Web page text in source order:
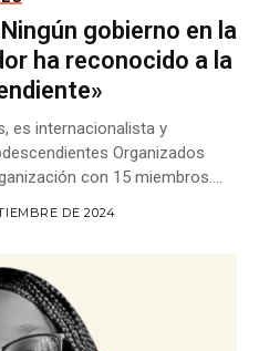
gobierno en la
ha reconocido a la
es internacionalista y
Organizados
con 15 miembros.
DE 2024